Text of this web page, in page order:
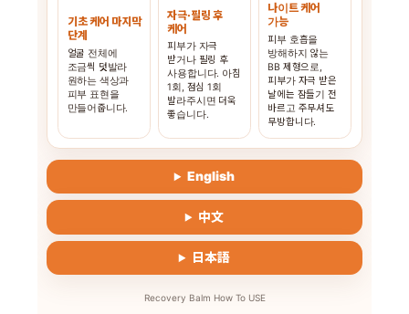
기초 케어 마지막
단계
얼굴 전체에
조금씩 덧발라
원하는 색상과
피부 표현을
만들어줍니다.
자극·필링 후
케어
피부가 자극
받거나 필링 후
사용합니다. 아침
1회, 점심 1회
발라주시면 더욱
좋습니다.
나이트 케어
가능
피부 호흡을
방해하지 않는
BB 제형으로,
피부가 자극 받은
날에는 잠들기 전
바르고 주무셔도
무방합니다.
English
中文
日本語
Recovery Balm How To USE